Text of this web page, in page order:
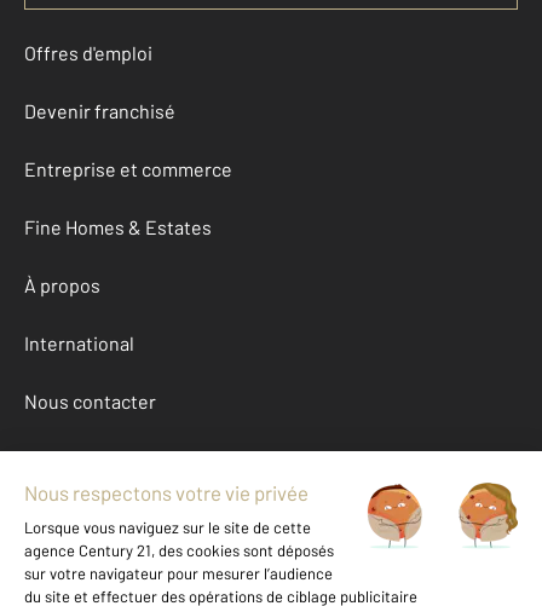
Offres d'emploi
Devenir franchisé
Entreprise et commerce
Fine Homes & Estates
À propos
International
Nous contacter
Mentions légales & CGU et Barèmes d'honoraires
Données personnelles
Gestionnaire des cookies